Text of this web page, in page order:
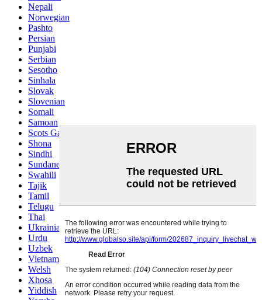
Nepali
Norwegian
Pashto
Persian
Punjabi
Serbian
Sesotho
Sinhala
Slovak
Slovenian
Somali
Samoan
Scots Gaelic
Shona
Sindhi
Sundanese
Swahili
Tajik
Tamil
Telugu
Thai
Ukrainian
Urdu
Uzbek
Vietnamese
Welsh
Xhosa
Yiddish